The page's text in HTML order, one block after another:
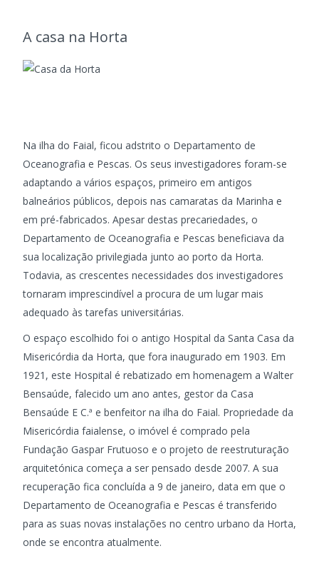
A casa na Horta
Na ilha do Faial, ficou adstrito o Departamento de
Oceanografia e Pescas. Os seus investigadores foram-se
adaptando a vários espaços, primeiro em antigos
balneários públicos, depois nas camaratas da Marinha e
em pré-fabricados. Apesar destas precariedades, o
Departamento de Oceanografia e Pescas beneficiava da
sua localização privilegiada junto ao porto da Horta.
Todavia, as crescentes necessidades dos investigadores
tornaram imprescindível a procura de um lugar mais
adequado às tarefas universitárias.
O espaço escolhido foi o antigo Hospital da Santa Casa da
Misericórdia da Horta, que fora inaugurado em 1903. Em
1921, este Hospital é rebatizado em homenagem a Walter
Bensaúde, falecido um ano antes, gestor da Casa
Bensaúde E C.ª e benfeitor na ilha do Faial. Propriedade da
Misericórdia faialense, o imóvel é comprado pela
Fundação Gaspar Frutuoso e o projeto de reestruturação
arquitetónica começa a ser pensado desde 2007. A sua
recuperação fica concluída a 9 de janeiro, data em que o
Departamento de Oceanografia e Pescas é transferido
para as suas novas instalações no centro urbano da Horta,
onde se encontra atualmente.